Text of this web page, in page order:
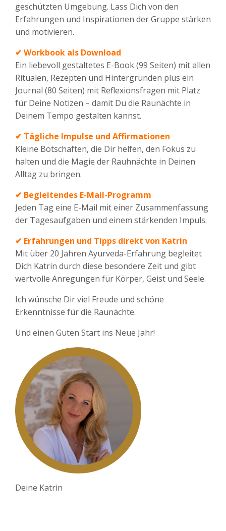
geschützten Umgebung. Lass Dich von den
Erfahrungen und Inspirationen der Gruppe stärken
und motivieren.
✔ Workbook als Download
Ein liebevoll gestaltetes E-Book (99 Seiten) mit allen
Ritualen, Rezepten und Hintergründen plus ein
Journal (80 Seiten) mit Reflexionsfragen mit Platz
für Deine Notizen – damit Du die Raunächte in
Deinem Tempo gestalten kannst.
✔ Tägliche Impulse und Affirmationen
Kleine Botschaften, die Dir helfen, den Fokus zu
halten und die Magie der Rauhnächte in Deinen
Alltag zu bringen.
✔ Begleitendes E-Mail-Programm
Jeden Tag eine E-Mail mit einer Zusammenfassung
der Tagesaufgaben und einem stärkenden Impuls.
✔ Erfahrungen und Tipps direkt von Katrin
Mit über 20 Jahren Ayurveda-Erfahrung begleitet
Dich Katrin durch diese besondere Zeit und gibt
wertvolle Anregungen für Körper, Geist und Seele.
Ich wünsche Dir viel Freude und schöne
Erkenntnisse für die Raunächte.
Und einen Guten Start ins Neue Jahr!
Deine Katrin